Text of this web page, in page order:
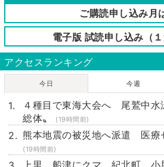
ご購読申し込み月
電子版 試読申し込み（１
アクセスランキング
今日 今週
４種目で東海大会へ 尾鷲中
総体〟
(19時間前)
熊本地震の被災地へ派遣 医療
(19時間前)
上里、船津にクマ 紀北町 小